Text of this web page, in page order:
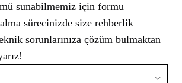
sunabilmemiz için formu
sürecinizde size rehberlik
sorunlarınıza çözüm bulmaktan